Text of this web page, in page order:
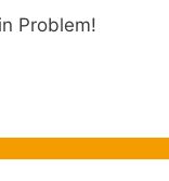
Problem!